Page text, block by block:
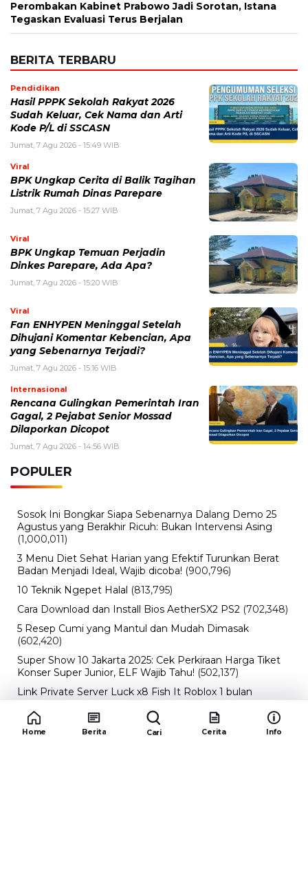
Perombakan Kabinet Prabowo Jadi Sorotan, Istana
Tegaskan Evaluasi Terus Berjalan
BERITA TERBARU
Pendidikan
Hasil PPPK Sekolah Rakyat 2026
Sudah Keluar, Cek Nama dan Arti
Kode P/L di SSCASN
Jumat, 7 Agu 2026 - 15:49 WIB
Viral
BPK Ungkap Cerita di Balik Tagihan
Listrik Rumah Dinas Parepare
Jumat, 7 Agu 2026 - 15:27 WIB
Viral
BPK Ungkap Temuan Perjadin
Dinkes Parepare, Ada Apa?
Jumat, 7 Agu 2026 - 15:20 WIB
Viral
Fan ENHYPEN Meninggal Setelah
Dihujani Komentar Kebencian, Apa
yang Sebenarnya Terjadi?
Jumat, 7 Agu 2026 - 15:16 WIB
Internasional
Rencana Gulingkan Pemerintah Iran
Gagal, 2 Pejabat Senior Mossad
Dilaporkan Dicopot
Jumat, 7 Agu 2026 - 14:56 WIB
POPULER
Sosok Ini Bongkar Siapa Sebenarnya Dalang Demo 25
Agustus yang Berakhir Ricuh: Bukan Intervensi Asing
(1,000,011)
3 Menu Diet Sehat Harian yang Efektif Turunkan Berat
Badan Menjadi Ideal, Wajib dicoba! (900,796)
10 Teknik Ngepet Halal (813,795)
Cara Download dan Install Bios AetherSX2 PS2 (702,348)
5 Resep Cumi yang Mantul dan Mudah Dimasak
(602,420)
Super Show 10 Jakarta 2025: Cek Perkiraan Harga Tiket
Konser Super Junior, ELF Wajib Tahu! (502,137)
Link Private Server Luck x8 Fish It Roblox 1 bulan
Diadakan oleh Redaksiku.com: Event Langka dengan
Drop Rate yang Melejit
(424,813)
10 Film Indonesia Tayang November 2024, Ada Film
Home Berita Cari Cerita Info